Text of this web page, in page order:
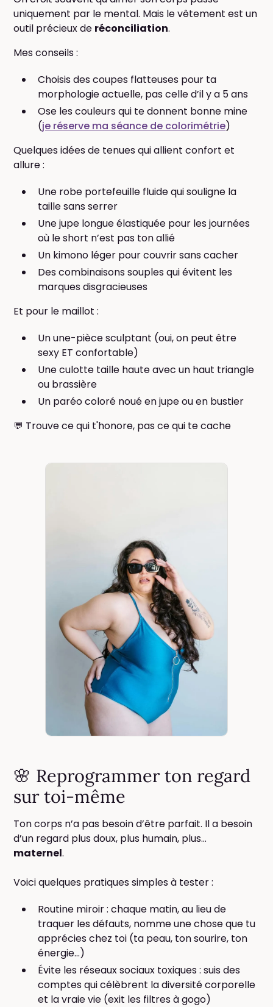
uniquement par le mental. Mais le vêtement est un
outil précieux de réconciliation.
Mes conseils :
Choisis des coupes flatteuses pour ta
morphologie actuelle, pas celle d’il y a 5 ans
Ose les couleurs qui te donnent bonne mine
(je réserve ma séance de colorimétrie)
Quelques idées de tenues qui allient confort et
allure :
Une robe portefeuille fluide qui souligne la
taille sans serrer
Une jupe longue élastiquée pour les journées
où le short n’est pas ton allié
Un kimono léger pour couvrir sans cacher
Des combinaisons souples qui évitent les
marques disgracieuses
Et pour le maillot :
Un une-pièce sculptant (oui, on peut être
sexy ET confortable)
Une culotte taille haute avec un haut triangle
ou brassière
Un paréo coloré noué en jupe ou en bustier
💬 Trouve ce qui t'honore, pas ce qui te cache
🌸 Reprogrammer ton regard
sur toi-même
Ton corps n’a pas besoin d’être parfait. Il a besoin
d’un regard plus doux, plus humain, plus…
maternel.
Voici quelques pratiques simples à tester :
Routine miroir : chaque matin, au lieu de
traquer les défauts, nomme une chose que tu
apprécies chez toi (ta peau, ton sourire, ton
énergie…)
Évite les réseaux sociaux toxiques : suis des
comptes qui célèbrent la diversité corporelle
et la vraie vie (exit les filtres à gogo)